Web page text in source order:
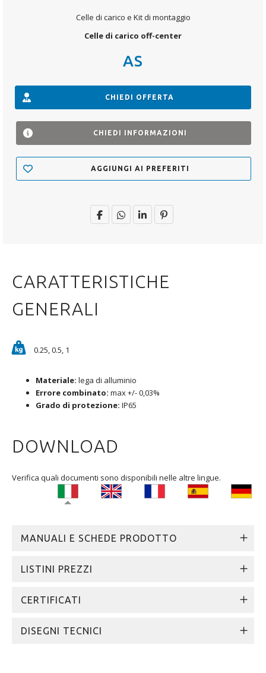
Celle di carico e Kit di montaggio
Celle di carico off-center
AS
CHIEDI OFFERTA
CHIEDI INFORMAZIONI
AGGIUNGI AI PREFERITI
CARATTERISTICHE
GENERALI
0.25, 0.5, 1
Materiale: lega di alluminio
Errore combinato: max +/- 0,03%
Grado di protezione: IP65
DOWNLOAD
Verifica quali documenti sono disponibili nelle altre lingue.
MANUALI E SCHEDE PRODOTTO
LISTINI PREZZI
CERTIFICATI
DISEGNI TECNICI